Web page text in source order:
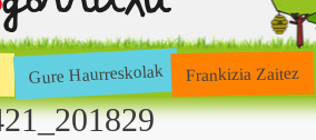
Gure Haurreskolak Frankizia Zaitez